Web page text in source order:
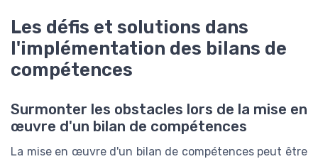
Les défis et solutions dans
l'implémentation des bilans de
compétences
Surmonter les obstacles lors de la mise en
œuvre d'un bilan de compétences
La mise en œuvre d'un bilan de compétences peut être